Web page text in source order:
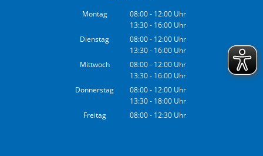
Montag
08:00- 12:00 Uhr
Von 08:00 bis 12:00 Uhr
13:30- 16:00 Uhr
Von 13:30 bis 16:00 Uhr
Dienstag 08:00- 12:00 Uhr
Von 08:00 bis 12:00 Uhr
13:30- 16:00 Uhr
Von 13:30 bis 16:00 Uhr
Mittwoch 08:00- 12:00 Uhr
Von 08:00 bis 12:00 Uhr
13:30- 16:00 Uhr
Von 13:30 bis 16:00 Uhr
Donnerstag 08:00- 12:00 Uhr
Von 08:00 bis 12:00 Uhr
13:30- 18:00 Uhr
Von 13:30 bis 18:00 Uhr
Freitag 08:00- 12:30 Uhr